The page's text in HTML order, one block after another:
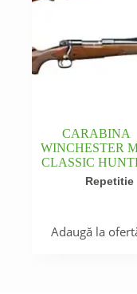
CARABINA
WINCHESTER
CLASSIC
Repetitie
Adaugă la